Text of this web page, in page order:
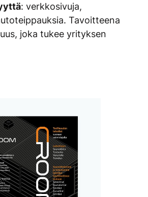
: verkkosivuja,
Tavoitteena
joka tukee yrityksen